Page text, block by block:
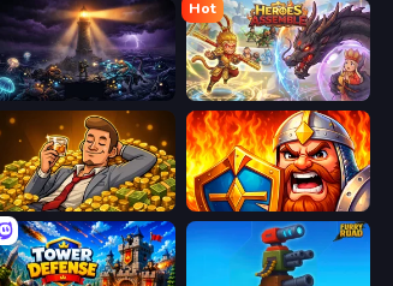
The Last Lighthouse
Hot
Heroes Assemble
Idle Billionaire Tycoon WarLink: Crown & Clash